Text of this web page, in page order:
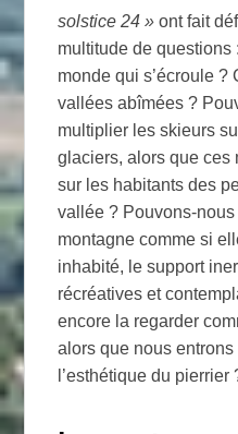
solstice 24 » ont fait
multitude de questions
monde qui s’écroule ?
vallées abîmées ?
multiplier les skieurs
glaciers, alors que ces
sur les habitants des
vallée ? Pouvons-
montagne comme si
inhabité, le support
récréatives et
encore la regarder
alors que nous entrons
l’esthétique du pierrier